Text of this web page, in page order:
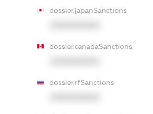
dossier.japanSanctions
dossier.canadaSanctions
dossier.rfSanctions